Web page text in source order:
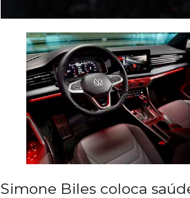
Simone Biles coloca